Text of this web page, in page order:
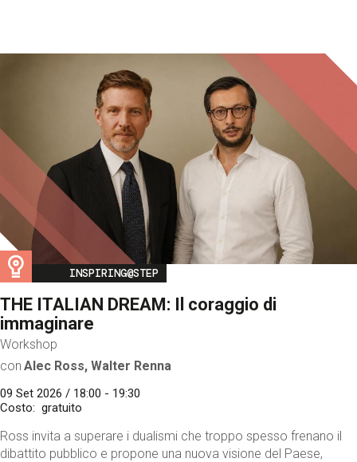
Image
INSPIRING@STEP
THE ITALIAN DREAM: Il coraggio di
immaginare
Workshop
con Alec Ross, Walter Renna
09 Set 2026 / 18:00 - 19:30
Costo
gratuito
Ross invita a superare i dualismi che troppo spesso frenano il
dibattito pubblico e propone una nuova visione del Paese,